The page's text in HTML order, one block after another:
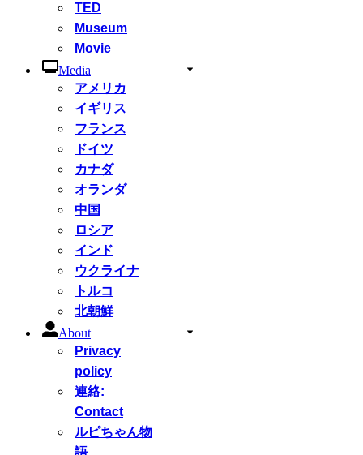
TED
Museum
Movie
Media
アメリカ
イギリス
フランス
ドイツ
カナダ
オランダ
中国
ロシア
インド
ウクライナ
トルコ
北朝鮮
About
Privacy
policy
連絡:
Contact
ルピちゃん物
語